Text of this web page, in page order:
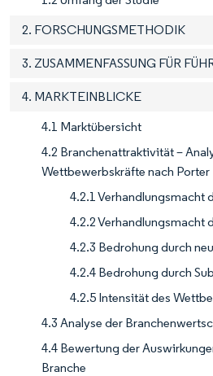
2. FORSCHUNGSMETHODIK
3. ZUSAMMENFASSUNG FÜR
4. MARKTEINBLICKE
4.1 Marktübersicht
4.2 Branchenattraktivität –
Wettbewerbskräfte nach Porter
4.2.1 Verhandlungsmacht
4.2.2 Verhandlungsmacht
4.2.3 Bedrohung durch
4.2.4 Bedrohung durch
4.2.5 Intensität des
4.3 Analyse der
4.4 Bewertung der
Branche